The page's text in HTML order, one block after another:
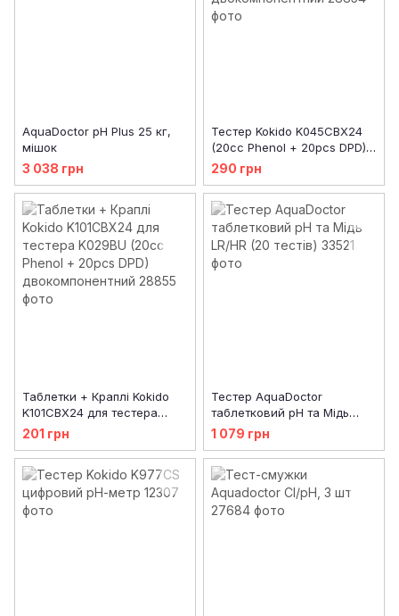
AquaDoctor pH Plus 25 кг,
мішок
3 038 грн
Тестер Kokido K045CBX24
(20cc Phenol + 20pcs DPD)
двокомпонентний
290 грн
Таблетки + Краплі Kokido
K101CBX24 для тестера
K029BU (20cc Phenol +
20pcs DPD)
двокомпонентний
201 грн
Тестер AquaDoctor
таблетковий pH та Мідь
LR/HR (20 тестів)
1 079 грн